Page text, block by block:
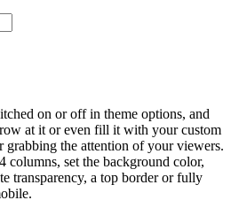
on or off in theme options, and
at it or even fill it with your custom
the attention of your viewers.
columns, set the background color,
transparency, a top border or fully